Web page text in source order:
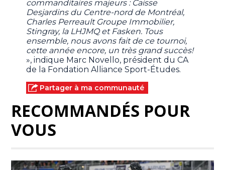
commanditaires majeurs : Caisse
Desjardins du Centre-nord de Montréal,
Charles Perreault Groupe Immobilier,
Stingray, la LHJMQ et Fasken. Tous
ensemble, nous avons fait de ce tournoi,
cette année encore, un très grand succès!
», indique Marc Novello, président du CA
de la Fondation Alliance Sport-Études.
Partager à ma communauté
RECOMMANDÉS POUR
VOUS